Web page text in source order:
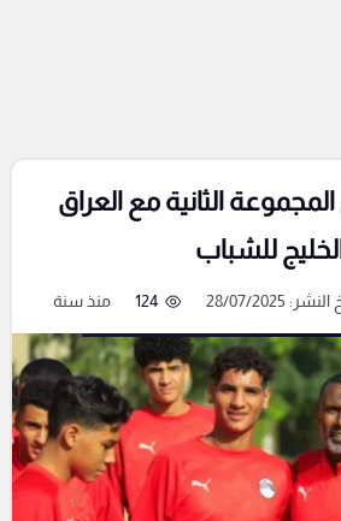
الثانية مع العراق
للشباب
28/07/2025
124 منذ سنة